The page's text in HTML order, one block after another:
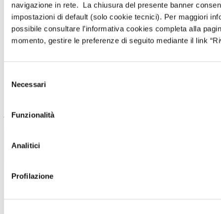
navigazione in rete. La chiusura del presente banner
impostazioni di default (solo cookie tecnici). Per maggiori
possibile consultare l’informativa cookies completa alla
momento, gestire le preferenze di seguito mediante il link
delNecessari
Funzionalità
Analitici
Profilazione
Per noi era difficile distribuire i nostri funghi. La
Cooperativa DAO ci ha offerto la possibilità di farci
Andreas Kalser